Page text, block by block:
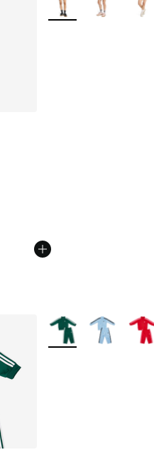
Plus de couleurs